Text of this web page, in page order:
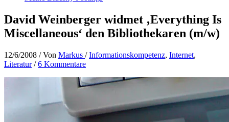
David Weinberger widmet ‚Everything Is
Miscellaneous‘ den Bibliothekaren (m/w)
12/6/2008 / Von Markus /Informationskompetenz, Internet,
Literatur/6 Kommentare